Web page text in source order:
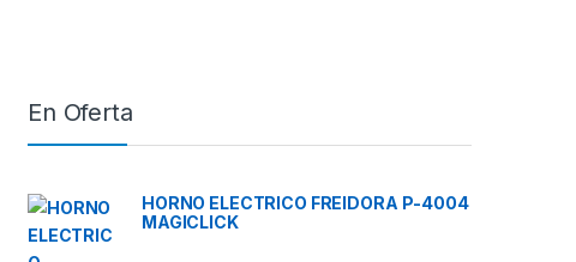
En Oferta
HORNO ELECTRICO FREIDORA P-4004
MAGICLICK